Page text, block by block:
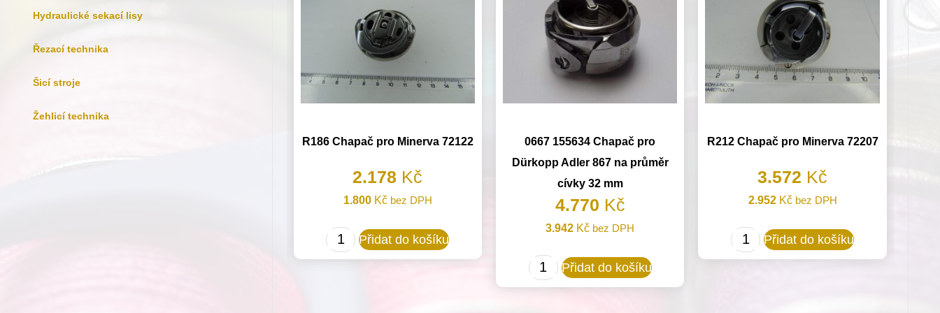
Hydraulické sekací lisy
Řezací technika
Šicí stroje
Žehlicí technika
R186 Chapač pro Minerva 72122
2.178 Kč
1.800 Kčbez DPH
R186
Chapač
Přidat do košíku
0667 155634 Chapač pro
Dürkopp Adler 867 na průměr
cívky 32 mm
4.770 Kč
3.942 Kč bez DPH
0667
155634
Přidat do košíku
R212 Chapač pro Minerva 72207
3.572 Kč
2.952 Kčbez DPH
R212
Chapač
Přidat do košíku